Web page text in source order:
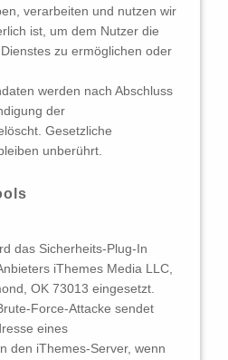
verarbeiten und nutzen wir
ist, um dem Nutzer die
zu ermöglichen oder
werden nach Abschluss
der
Gesetzliche
unberührt.
das Sicherheits-Plug-In
iThemes Media LLC,
OK 73013 eingesetzt.
Force-Attacke sendet
eines
den iThemes-Server, wenn